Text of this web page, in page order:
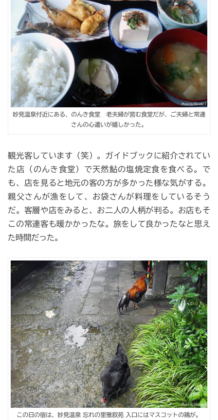
妙見温泉付近にある、のんき食堂 老夫婦が営む食堂だが、ご夫婦と常連
さんの心遣いが嬉しかった。
観光客しています（笑）。ガイドブックに紹介されてい
た店（のんき食堂）で天然鮎の塩焼定食を食べる。で
も、店を見ると地元の客の方が多かった様な気がする。
親父さんが漁をして、お袋さんが料理をしているそう
だ。客層や店をみると、お二人の人柄が判る。お店もそ
この常連客も暖かかったな。旅をして良かったなと思え
た時間だった。
この日の宿は、妙見温泉 忘れの里雅叙苑 入口にはマスコットの鶏が。